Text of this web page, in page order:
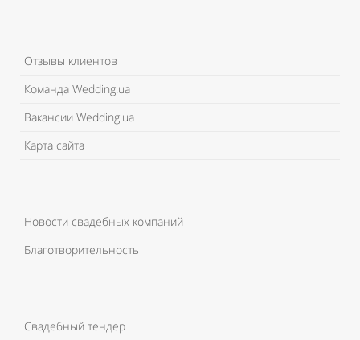
Отзывы клиентов
Команда Wedding.ua
Вакансии Wedding.ua
Карта сайта
Новости свадебных компаний
Благотворительность
Свадебный тендер